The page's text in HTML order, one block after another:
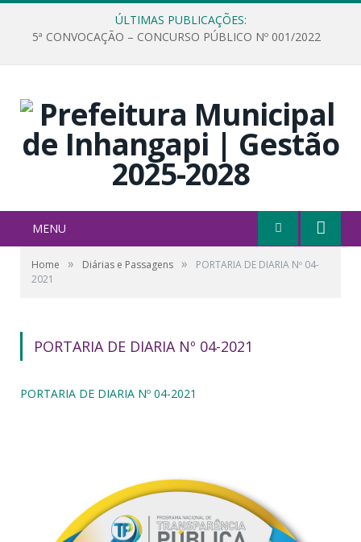
ÚLTIMAS PUBLICAÇÕES:
5ª CONVOCAÇÃO – CONCURSO PÚBLICO Nº 001/2022
MENU
Home » Diárias e Passagens »
PORTARIA DE DIARIA Nº 04-
2021
PORTARIA DE DIARIA Nº 04-2021
PORTARIA DE DIARIA Nº 04-2021